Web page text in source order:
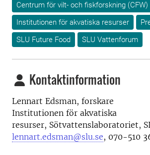
Centrum för vilt- och fiskforskning (CFW)
Institutionen för akvatiska resurser
SLU Future Food
SLU Vattenforum
Kontaktinformation
Lennart Edsman, forskare
Institutionen för akvatiska
resurser, Sötvattenslaboratoriet,
lennart.edsman@slu.se, 070-510